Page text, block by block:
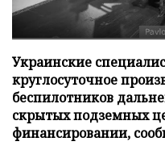
Украинские
круглосуточное
беспилотников
скрытых подземных
финансировании,